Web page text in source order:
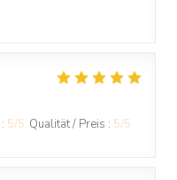
: 5/5 Qualität / Preis : 5/5